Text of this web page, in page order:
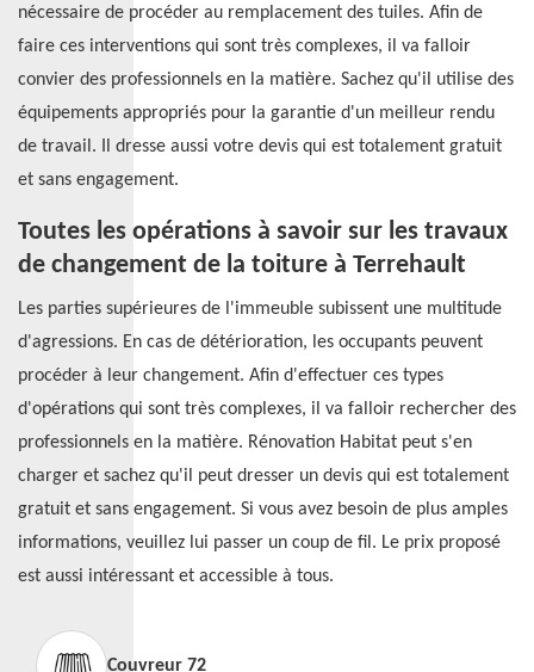
nécessaire de procéder au remplacement des tuiles. Afin de
faire ces interventions qui sont très complexes, il va falloir
convier des professionnels en la matière. Sachez qu'il utilise des
équipements appropriés pour la garantie d'un meilleur rendu
de travail. Il dresse aussi votre devis qui est totalement gratuit
et sans engagement.
Toutes les opérations à savoir sur les travaux
de changement de la toiture à Terrehault
Les parties supérieures de l'immeuble subissent une multitude
d'agressions. En cas de détérioration, les occupants peuvent
procéder à leur changement. Afin d'effectuer ces types
d'opérations qui sont très complexes, il va falloir rechercher des
professionnels en la matière. Rénovation Habitat peut s'en
charger et sachez qu'il peut dresser un devis qui est totalement
gratuit et sans engagement. Si vous avez besoin de plus amples
informations, veuillez lui passer un coup de fil. Le prix proposé
est aussi intéressant et accessible à tous.
Couvreur 72